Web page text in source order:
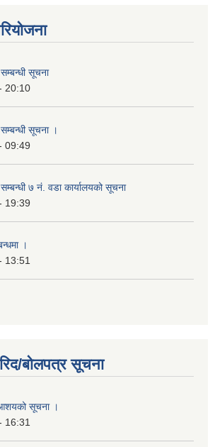
सूचना
20:10
सूचना ।
09:49
७ नं. वडा कार्यालयको सूचना
19:39
।
13:51
बोलपत्र सूचना
सूचना ।
16:31